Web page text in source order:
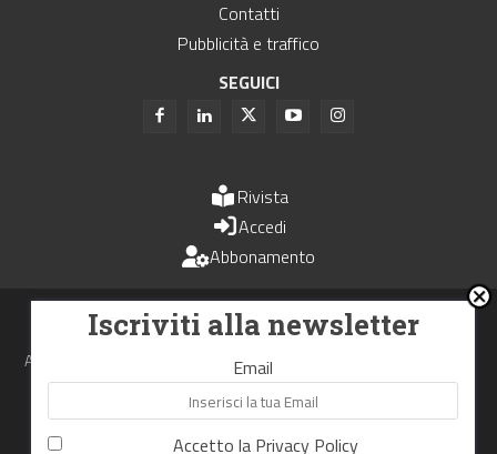
Contatti
Pubblicità e traffico
SEGUICI
Rivista
Accedi
Abbonamento
Uomini e Trasporti è un periodico associato all'Unione Stampa
Periodica Italiana - USPI
Autorizzazione del Tribunale di Bologna N.4993 del 15 giugno 1982
Webdesign made inNowhere
RIPRODUZIONE RISERVATA Privacy Policy Cookie Policy
Iscriviti alla newsletter
Email
Accetto la Privacy Policy